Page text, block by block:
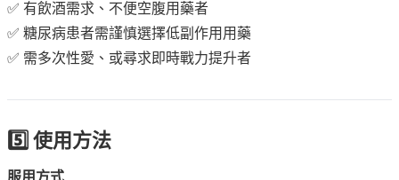
✅ 有飲酒需求、不便空腹用藥者
✅ 糖尿病患者需謹慎選擇低副作用用藥
✅ 需多次性愛、或尋求即時戰力提升者
5️⃣ 使用方法